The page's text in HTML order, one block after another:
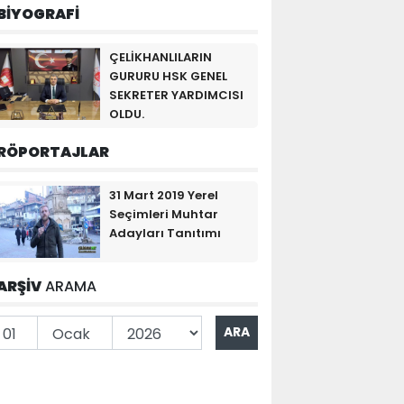
ÇELİKHANLILARIN
GURURU HSK GENEL
SEKRETER YARDIMCISI
OLDU.
31 Mart 2019 Yerel
Seçimleri Muhtar
Adayları Tanıtımı
ARAMA